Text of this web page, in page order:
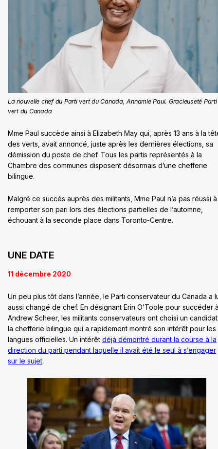
La nouvelle chef du Parti vert du Canada, Annamie Paul. Gracieuseté Parti
vert du Canada
Mme Paul succède ainsi à Elizabeth May qui, après 13 ans à la
des verts, avait annoncé, juste après les dernières élections, sa
démission du poste de chef. Tous les partis représentés à la
Chambre des communes disposent désormais d’une chefferie
bilingue.
Malgré ce succès auprès des militants, Mme Paul n’a pas réussi à
remporter son pari lors des élections partielles de l’automne,
échouant à la seconde place dans Toronto-Centre.
UNE DATE
11 décembre 2020
Un peu plus tôt dans l’année, le Parti conservateur du Canada a
aussi changé de chef. En désignant Erin O’Toole pour succéder
Andrew Scheer, les militants conservateurs ont choisi un
la chefferie bilingue qui a rapidement montré son intérêt pour les
langues officielles. Un intérêt déjà démontré durant la course à la
direction du parti pendant laquelle il avait été le seul à s’engager
sur le sujet.